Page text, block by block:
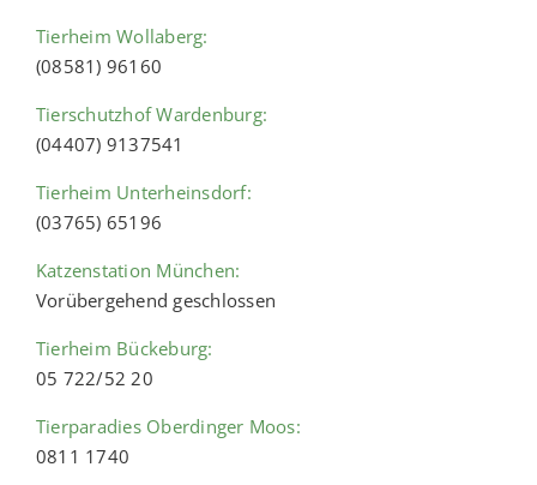
Tierheim Wollaberg:
(08581) 96160
Tierschutzhof Wardenburg:
(04407) 9137541
Tierheim Unterheinsdorf:
(03765) 65196
Katzenstation München:
Vorübergehend geschlossen
Tierheim Bückeburg:
05 722/52 20
Tierparadies Oberdinger Moos:
0811 1740